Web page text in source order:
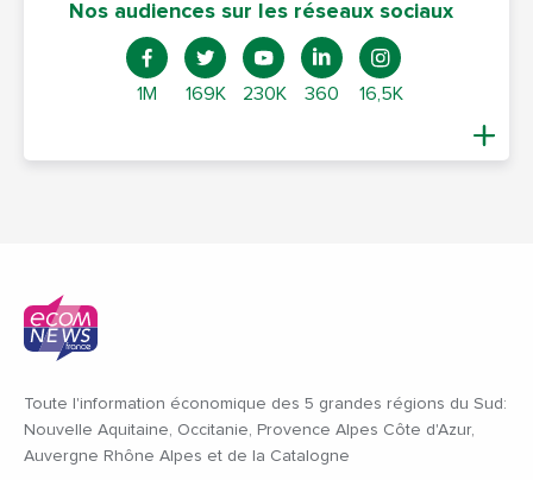
Nos audiences sur les réseaux sociaux
1M 169K 230K 360 16,5K
Toute l'information économique des 5 grandes régions du Sud:
Nouvelle Aquitaine, Occitanie, Provence Alpes Côte d'Azur,
Auvergne Rhône Alpes et de la Catalogne